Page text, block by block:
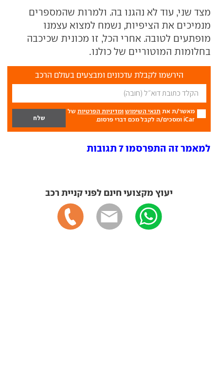
מצד שני, עוד לא נהגנו בה. ולמרות שהמספרים
מנמיכים את הציפיות, נשמח למצוא עצמנו
מופתעים לטובה. אחרי הכל, זו מכונית שכיכבה
בחלומות המוטוריים של כולנו.
הירשמו לקבלת עדכונים ומבצעים בעולם הרכב
מאשר/ת את תנאי השימוש ומדיניות הפרטיות של
iCar ומסכים/ה לקבל מכם דברי פרסום.
למאמר זה התפרסמו 7 תגובות
יעוץ מקצועי חינם לפני קניית רכב